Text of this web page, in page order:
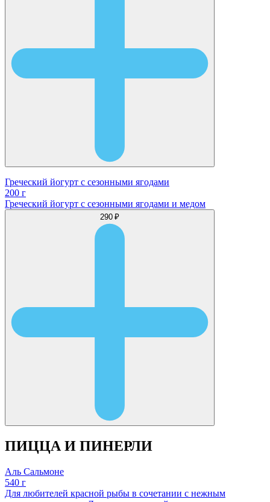
Греческий йогурт с сезонными ягодами
200 г
Греческий йогурт с сезонными ягодами и медом
290 ₽
ПИЦЦА И ПИНЕРЛИ
Аль Сальмоне
540 г
Для любителей красной рыбы в сочетании с нежным